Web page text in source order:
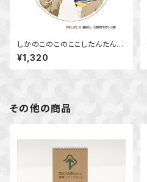
しかのこのこのここしたんたん
アクリルコースター 馬車芽 め
め
¥1,320
その他の商品